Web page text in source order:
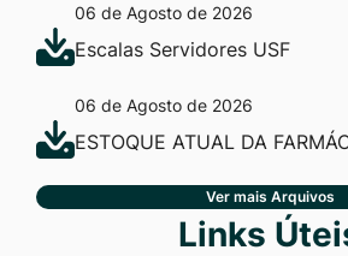
06 de Agosto de 2026
Escalas Servidores USF
06 de Agosto de 2026
ESTOQUE ATUAL DA
Ver mais Arquivos
Seção Links ÚteisLinks